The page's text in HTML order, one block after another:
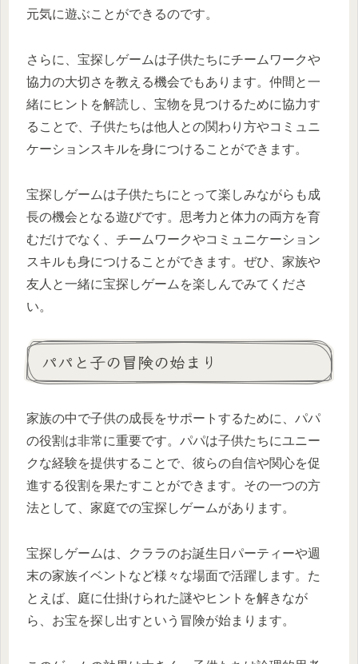
元気に遊ぶことができるのです。
さらに、宝探しゲームは子供たちにチームワークや
協力の大切さを教える機会でもあります。仲間と一
緒にヒントを解読し、宝物を見つけるために協力す
ることで、子供たちは他人との関わり方やコミュニ
ケーションスキルを身につけることができます。
宝探しゲームは子供たちにとって楽しみながらも成
長の機会となる遊びです。思考力と体力の両方を育
むだけでなく、チームワークやコミュニケーション
スキルも身につけることができます。ぜひ、家族や
友人と一緒に宝探しゲームを楽しんでみてくださ
い。
パパと子の冒険の始まり
家族の中で子供の成長をサポートするために、パパ
の役割は非常に重要です。パパは子供たちにユニー
クな経験を提供することで、彼らの自信や関心を促
進する役割を果たすことができます。その一つの方
法として、家庭での宝探しゲームがあります。
宝探しゲームは、クララのお誕生日パーティーや週
末の家族イベントなど様々な場面で活躍します。た
とえば、庭に仕掛けられた謎やヒントを解きなが
ら、お宝を探し出すという冒険が始まります。